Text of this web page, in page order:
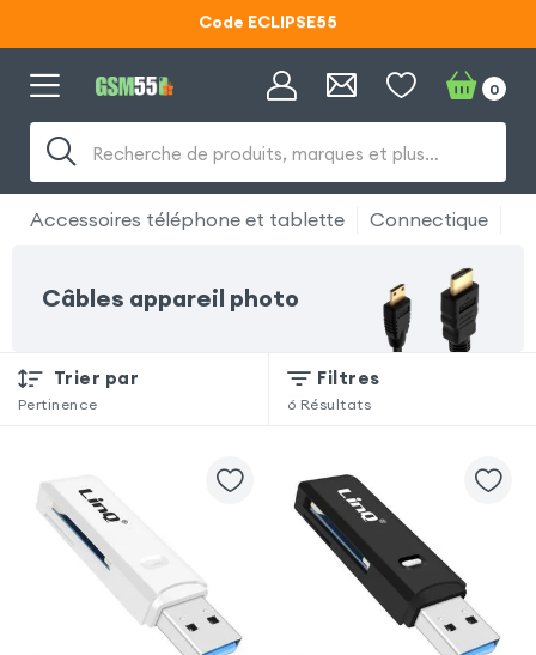
Code ECLIPSE55
Code ECLIPSE55
Recherche de produits, marques et plus…
0
Accessoires téléphone et tablette Connectique
Câbles appareil photo
Trier par
Pertinence
Filtres
6 Résultats